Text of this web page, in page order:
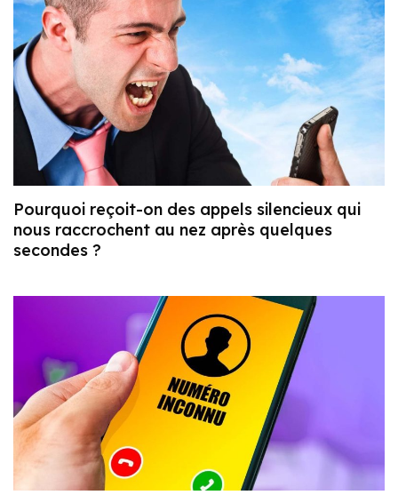
Pourquoi reçoit-on des appels silencieux qui
nous raccrochent au nez après quelques
secondes ?